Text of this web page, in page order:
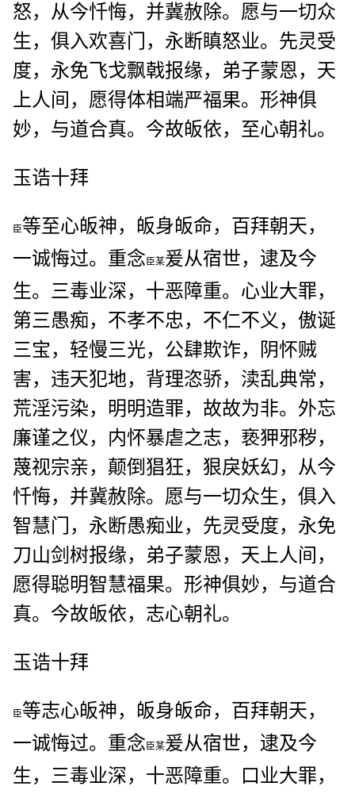
怒，从今忏悔，并冀赦除。愿与一切众
生，俱入欢喜门，永断瞋怒业。先灵受
度，永免飞戈飘戟报缘，弟子蒙恩，天
上人间，愿得体相端严福果。形神俱
妙，与道合真。今故皈依，至心朝礼。
玉诰十拜
臣等至心皈神，皈身皈命，百拜朝天，
一诚悔过。重念 臣某爰从宿世，逮及今
生。三毒业深，十恶障重。心业大罪，
第三愚痴，不孝不忠，不仁不义，傲诞
三宝，轻慢三光，公肆欺诈，阴怀贼
害，违天犯地，背理恣骄，渎乱典常，
荒淫污染，明明造罪，故故为非。外忘
廉谨之仪，内怀暴虐之志，亵狎邪秽，
蔑视宗亲，颠倒猖狂，狠戾妖幻，从今
忏悔，并冀赦除。愿与一切众生，俱入
智慧门，永断愚痴业，先灵受度，永免
刀山剑树报缘，弟子蒙恩，天上人间，
愿得聪明智慧福果。形神俱妙，与道合
真。今故皈依，志心朝礼。
玉诰十拜
臣等志心皈神，皈身皈命，百拜朝天，
一诚悔过。重念 臣某爰从宿世，逮及今
生，三毒业深，十恶障重。口业大罪，